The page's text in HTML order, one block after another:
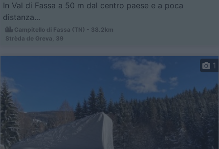
In Val di Fassa a 50 m dal centro paese e a poca
distanza...
Campitello di Fassa (TN) - 38.2km
Strèda de Greva, 39
1